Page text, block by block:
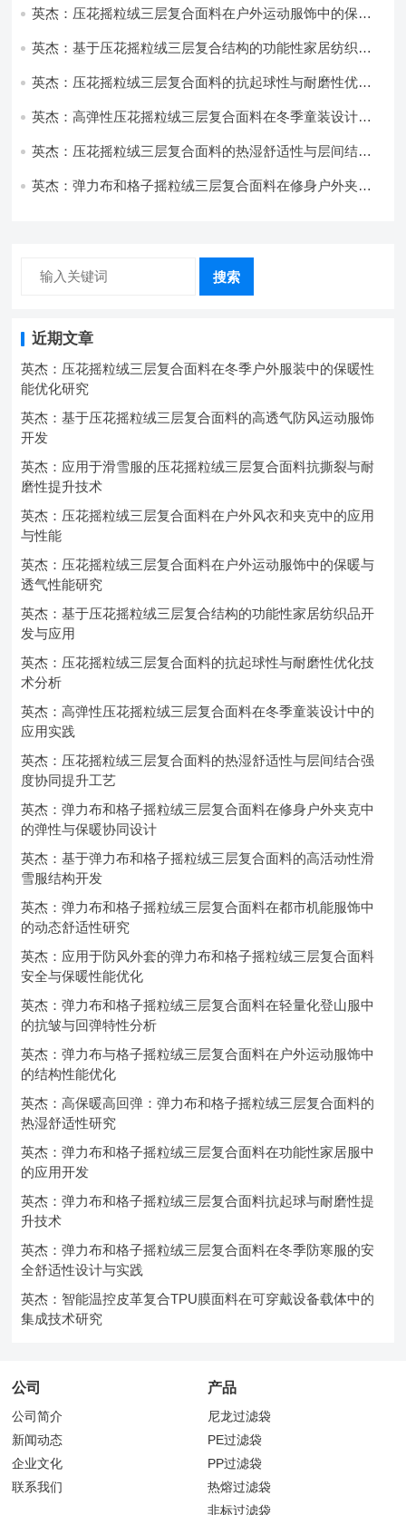
英杰：压花摇粒绒三层复合面料在户外运动服饰中的保暖
英杰：基于压花摇粒绒三层复合结构的功能性家居纺织品
英杰：压花摇粒绒三层复合面料的抗起球性与耐磨性优化
英杰：高弹性压花摇粒绒三层复合面料在冬季童装设计中
英杰：压花摇粒绒三层复合面料的热湿舒适性与层间结合
英杰：弹力布和格子摇粒绒三层复合面料在修身户外夹克
搜索
近期文章
英杰：压花摇粒绒三层复合面料在冬季户外服装中的保暖性
能优化研究
英杰：基于压花摇粒绒三层复合面料的高透气防风运动服饰
开发
英杰：应用于滑雪服的压花摇粒绒三层复合面料抗撕裂与耐
磨性提升技术
英杰：压花摇粒绒三层复合面料在户外风衣和夹克中的应用
与性能
英杰：压花摇粒绒三层复合面料在户外运动服饰中的保暖与
透气性能研究
英杰：基于压花摇粒绒三层复合结构的功能性家居纺织品开
发与应用
英杰：压花摇粒绒三层复合面料的抗起球性与耐磨性优化技
术分析
英杰：高弹性压花摇粒绒三层复合面料在冬季童装设计中的
应用实践
英杰：压花摇粒绒三层复合面料的热湿舒适性与层间结合强
度协同提升工艺
英杰：弹力布和格子摇粒绒三层复合面料在修身户外夹克中
的弹性与保暖协同设计
英杰：基于弹力布和格子摇粒绒三层复合面料的高活动性滑
雪服结构开发
英杰：弹力布和格子摇粒绒三层复合面料在都市机能服饰中
的动态舒适性研究
英杰：应用于防风外套的弹力布和格子摇粒绒三层复合面料
安全与保暖性能优化
英杰：弹力布和格子摇粒绒三层复合面料在轻量化登山服中
的抗皱与回弹特性分析
英杰：弹力布与格子摇粒绒三层复合面料在户外运动服饰中
的结构性能优化
英杰：高保暖高回弹：弹力布和格子摇粒绒三层复合面料的
热湿舒适性研究
英杰：弹力布和格子摇粒绒三层复合面料在功能性家居服中
的应用开发
英杰：弹力布和格子摇粒绒三层复合面料抗起球与耐磨性提
升技术
英杰：弹力布和格子摇粒绒三层复合面料在冬季防寒服的安
全舒适性设计与实践
英杰：智能温控皮革复合TPU膜面料在可穿戴设备载体中的
集成技术研究
公司
公司简介
新闻动态
企业文化
联系我们
产品
尼龙过滤袋
PE过滤袋
PP过滤袋
热熔过滤袋
非标过滤袋